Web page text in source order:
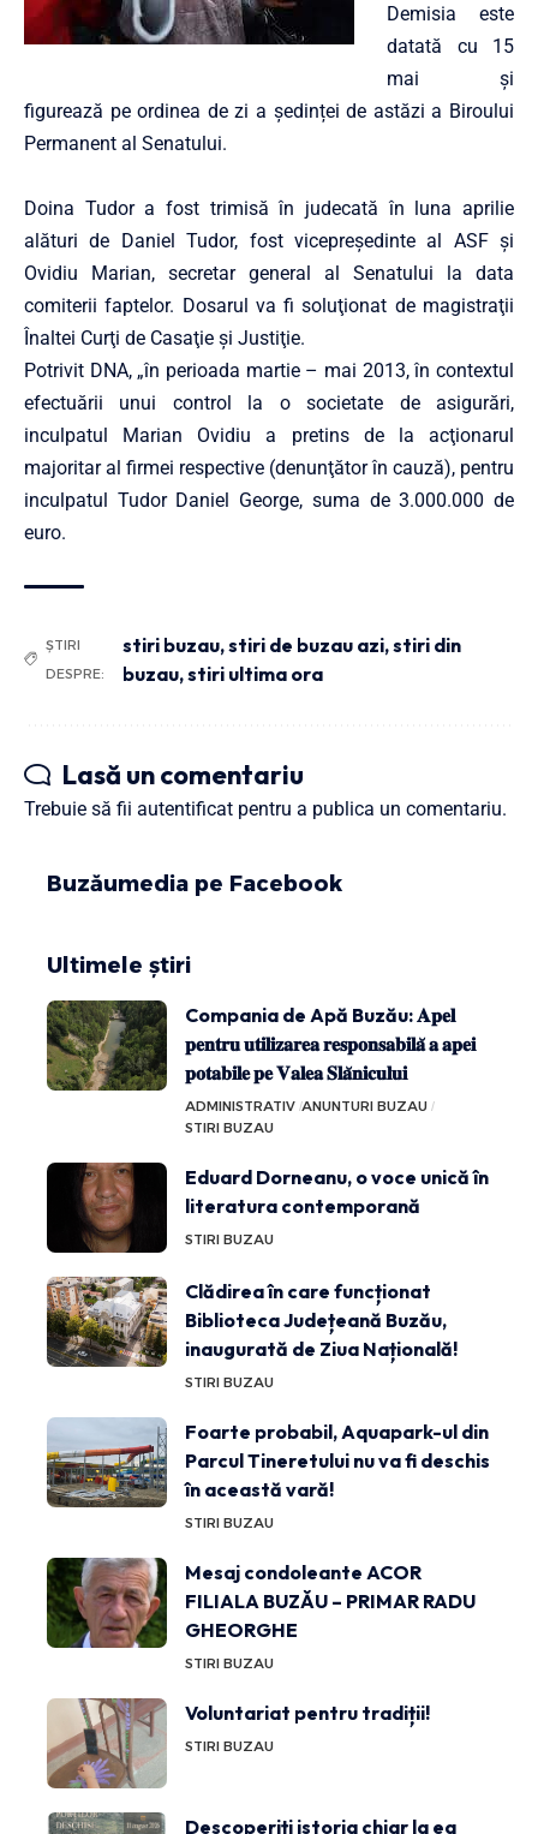
Demisia este
datată cu 15
mai și
figurează pe ordinea de zi a ședinței de astăzi a Biroului
Permanent al Senatului.
Doina Tudor a fost trimisă în judecată în luna aprilie
alături de Daniel Tudor, fost vicepreşedinte al ASF şi
Ovidiu Marian, secretar general al Senatului la data
comiterii faptelor. Dosarul va fi soluţionat de magistraţii
Înaltei Curţi de Casaţie şi Justiţie.
Potrivit DNA, „în perioada martie – mai 2013, în contextul
efectuării unui control la o societate de asigurări,
inculpatul Marian Ovidiu a pretins de la acţionarul
majoritar al firmei respective (denunţător în cauză), pentru
inculpatul Tudor Daniel George, suma de 3.000.000 de
euro.
ȘTIRI
DESPRE:
stiri buzau,stiri de buzau azi,stiri din
buzau,stiri ultima ora
Lasă un comentariu
Trebuie să fii autentificat pentru a publica un comentariu.
Buzăumedia pe Facebook
Ultimele știri
Compania de Apă Buzău: 𝐀𝐩𝐞𝐥
𝐩𝐞𝐧𝐭𝐫𝐮 𝐮𝐭𝐢𝐥𝐢𝐳𝐚𝐫𝐞𝐚 𝐫𝐞𝐬𝐩𝐨𝐧𝐬𝐚𝐛𝐢𝐥𝐚̆ 𝐚 𝐚𝐩𝐞𝐢
𝐩𝐨𝐭𝐚𝐛𝐢𝐥𝐞 𝐩𝐞 𝐕𝐚𝐥𝐞𝐚 𝐒𝐥𝐚̆𝐧𝐢𝐜𝐮𝐥𝐮𝐢
ADMINISTRATIV ANUNTURI BUZAU
STIRI BUZAU
Eduard Dorneanu, o voce unică în
literatura contemporană
STIRI BUZAU
Clădirea în care funcționat
Biblioteca Județeană Buzău,
inaugurată de Ziua Națională!
STIRI BUZAU
Foarte probabil, Aquapark-ul din
Parcul Tineretului nu va fi deschis
în această vară!
STIRI BUZAU
Mesaj condoleante ACOR
FILIALA BUZĂU – PRIMAR RADU
GHEORGHE
STIRI BUZAU
Voluntariat pentru tradiții!
STIRI BUZAU
Descoperiți istoria chiar la ea